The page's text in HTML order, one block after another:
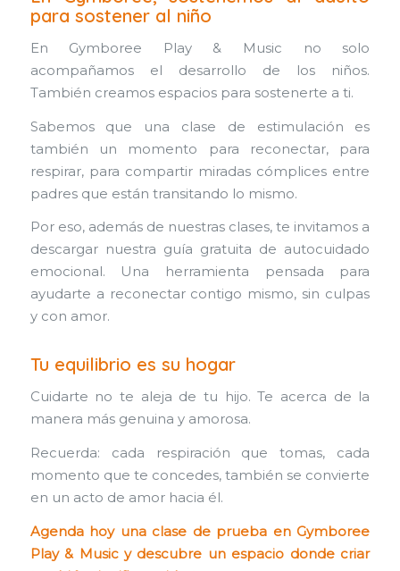
para sostener al niño
En Gymboree Play & Music no solo
acompañamos el desarrollo de los niños.
También creamos espacios para sostenerte a ti.
Sabemos que una clase de estimulación es
también un momento para reconectar, para
respirar, para compartir miradas cómplices entre
padres que están transitando lo mismo.
Por eso, además de nuestras clases, te invitamos a
descargar nuestra guía gratuita de autocuidado
emocional. Una herramienta pensada para
ayudarte a reconectar contigo mismo, sin culpas
y con amor.
Tu equilibrio es su hogar
Cuidarte no te aleja de tu hijo. Te acerca de la
manera más genuina y amorosa.
Recuerda: cada respiración que tomas, cada
momento que te concedes, también se convierte
en un acto de amor hacia él.
Agenda hoy una clase de prueba en Gymboree
Play & Music y descubre un espacio donde criar